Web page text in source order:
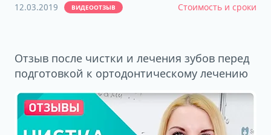
12.03.2019 ВИДЕООТЗЫВ Стоимость и сроки
Отзыв после чистки и лечения зубов перед
подготовкой к ортодонтическому лечению